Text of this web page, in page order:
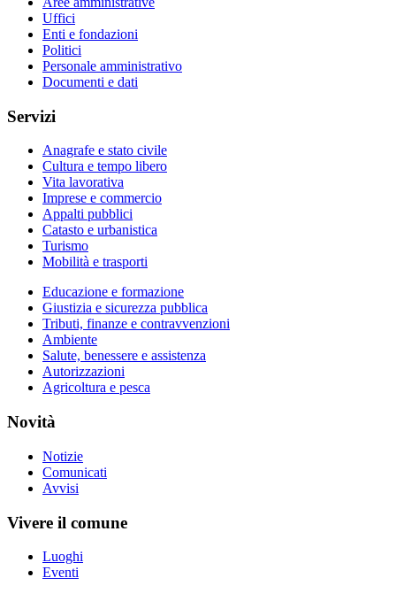
Uffici
Enti e fondazioni
Politici
Personale amministrativo
Documenti e dati
Servizi
Anagrafe e stato civile
Cultura e tempo libero
Vita lavorativa
Imprese e commercio
Appalti pubblici
Catasto e urbanistica
Turismo
Mobilità e trasporti
Educazione e formazione
Giustizia e sicurezza pubblica
Tributi, finanze e contravvenzioni
Ambiente
Salute, benessere e assistenza
Autorizzazioni
Agricoltura e pesca
Novità
Notizie
Comunicati
Avvisi
Vivere il comune
Luoghi
Eventi